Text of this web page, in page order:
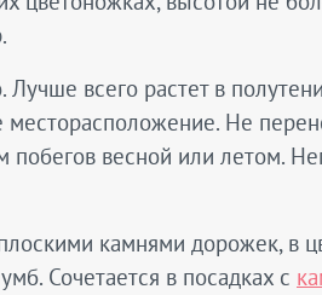
всего растет в
Не
побегов весной или летом.
камнями дорожек, в
Сочетается в посадках с